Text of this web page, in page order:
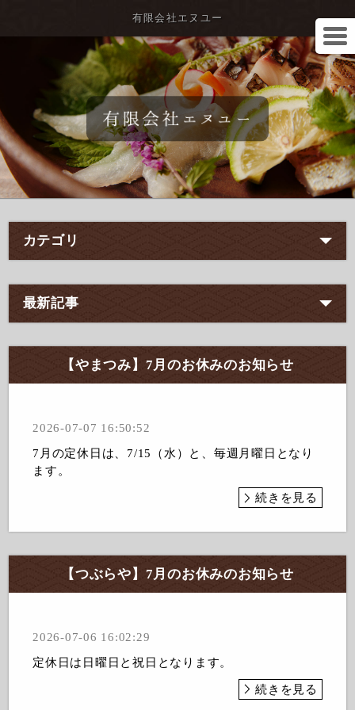
有限会社エヌユー
カテゴリ
最新記事
【やまつみ】7月のお休みのお知らせ
2026-07-07 16:50:52
7月の定休日は、7/15（水）と、毎週月曜日となり
ます。
続きを見る
【つぶらや】7月のお休みのお知らせ
2026-07-06 16:02:29
定休日は日曜日と祝日となります。
続きを見る